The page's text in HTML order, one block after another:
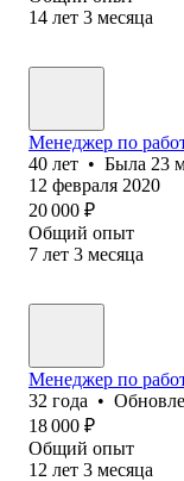
14 лет 3 месяца
Менеджер по
40 лет • Была 23
12 февраля 2020
20 000 ₽
Общий опыт
7 лет 3 месяца
Менеджер по
32 года •
18 000 ₽
Общий опыт
12 лет 3 месяца